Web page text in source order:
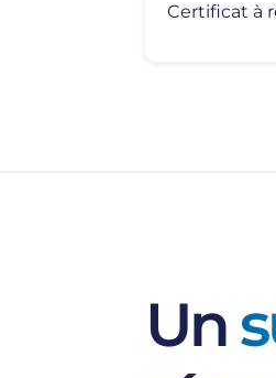
Certificat à
Un